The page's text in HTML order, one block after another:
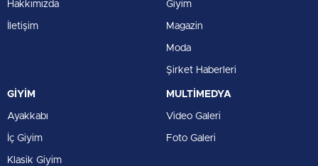
Hakkımızda
İletişim
Giyim
Magazin
Moda
Şirket Haberleri
GİYİM
Ayakkabı
İç Giyim
Klasik Giyim
MULTİMEDYA
Video Galeri
Foto Galeri